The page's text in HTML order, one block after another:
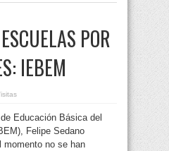
POR
IEBEM
Educación Básica del
Felipe Sedano
momento no se han